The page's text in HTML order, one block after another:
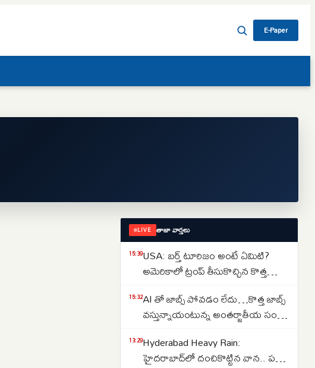
E-Paper
LIVE తాజా వార్తలు
15:39USA: బర్త్ టూరిజం అంటే ఏమిటి?
అమెరికాలో ట్రంప్ తీసుకొచ్చిన కొత్త
15:32AI తో జాబ్స్ పోవడం లేదు…కొత్త జాబ్స్
వస్తున్నాయంటున్న అంతర్జాతీయ సంస్థ
13:29Hyderabad Heavy Rain:
హైదరాబాద్‌లో దంచికొట్టిన వాన.. పలు